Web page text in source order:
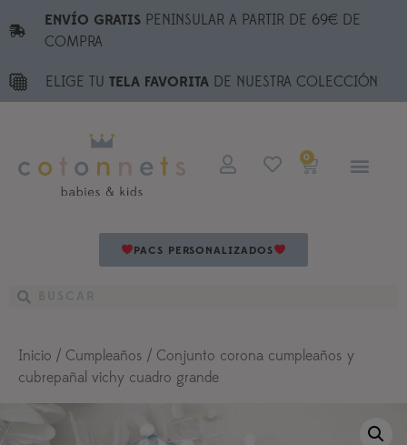
ENVÍO GRATISPENINSULAR A PARTIR DE 69€ DE
COMPRA
ELIGE TU TELA FAVORITA DE NUESTRA COLECCIÓN
0
PACS PERSONALIZADOS
Inicio / Cumpleaños / Conjunto corona cumpleaños y
cubrepañal vichy cuadro grande